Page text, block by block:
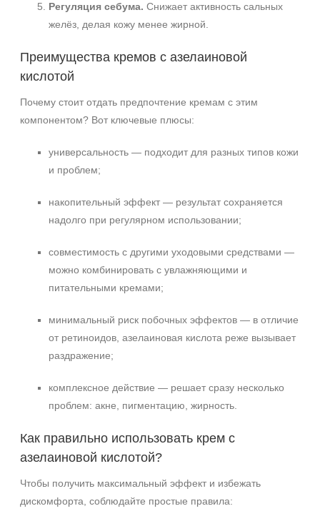
Регуляция себума. Снижает активность сальных
желёз, делая кожу менее жирной.
Преимущества кремов с азелаиновой
кислотой
Почему стоит отдать предпочтение кремам с этим
компонентом? Вот ключевые плюсы:
универсальность — подходит для разных типов кожи
и проблем;
накопительный эффект — результат сохраняется
надолго при регулярном использовании;
совместимость с другими уходовыми средствами —
можно комбинировать с увлажняющими и
питательными кремами;
минимальный риск побочных эффектов — в отличие
от ретиноидов, азелаиновая кислота реже вызывает
раздражение;
комплексное действие — решает сразу несколько
проблем: акне, пигментацию, жирность.
Как правильно использовать крем с
азелаиновой кислотой?
Чтобы получить максимальный эффект и избежать
дискомфорта, соблюдайте простые правила: